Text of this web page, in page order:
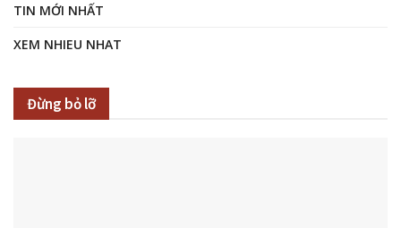
TIN MỚI NHẤT
XEM NHIEU NHAT
Đừng bỏ lỡ